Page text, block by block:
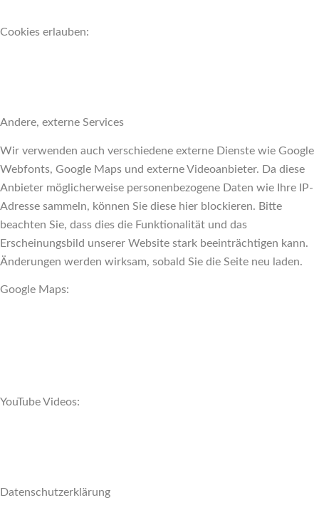
Cookies erlauben:
Andere, externe Services
Wir verwenden auch verschiedene externe Dienste wie Google
Webfonts, Google Maps und externe Videoanbieter. Da diese
Anbieter möglicherweise personenbezogene Daten wie Ihre IP-
Adresse sammeln, können Sie diese hier blockieren. Bitte
beachten Sie, dass dies die Funktionalität und das
Erscheinungsbild unserer Website stark beeinträchtigen kann.
Änderungen werden wirksam, sobald Sie die Seite neu laden.
Google Maps:
YouTube Videos:
Datenschutzerklärung